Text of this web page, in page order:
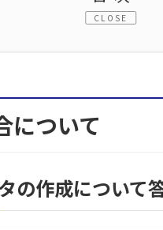
び投入指示を作成する際,
。
について
の作成について